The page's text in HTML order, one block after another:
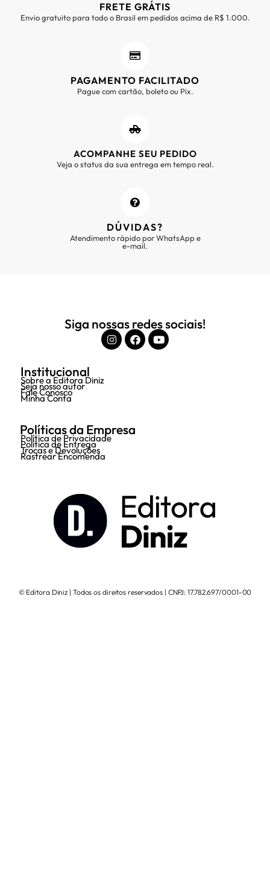
FRETE GRÁTIS
Envio gratuito para todo o Brasil em pedidos acima de R$ 1.000.
PAGAMENTO FACILITADO
Pague com cartão, boleto ou Pix.
ACOMPANHE SEU PEDIDO
Veja o status da sua entrega em tempo real.
DÚVIDAS?
Atendimento rápido por WhatsApp e
e-mail.
Siga nossas redes sociais!
Institucional
Sobre a Editora Diniz
Seja nosso autor
Fale Conosco
Minha Conta
Políticas da Empresa
Política de Privacidade
Política de Entrega
Trocas e Devoluções
Rastrear Encomenda
© Editora Diniz | Todos os direitos reservados | CNPJ: 17.782.697/0001-00